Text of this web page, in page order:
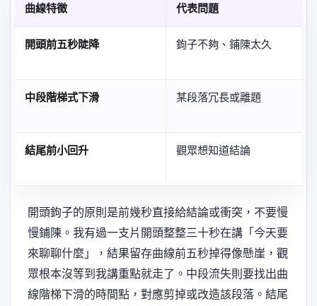
曲線特徵 代表問題
開頭前五秒陡降 鉤子不夠、鋪陳太久
中段階梯式下滑 某段落冗長或離題
結尾前小回升 觀眾想知道結論
開頭鉤子的原則是前幾秒直接給結論或衝突，不要慢
慢鋪陳。我有過一支片開頭整整三十秒在講「今天要
來聊聊什麼」，結果留存曲線前五秒掉得像懸崖，觀
眾根本沒等到我講重點就走了。中段流失則要找出曲
線階梯下滑的時間點，對應剪掉或改造該段落。結尾